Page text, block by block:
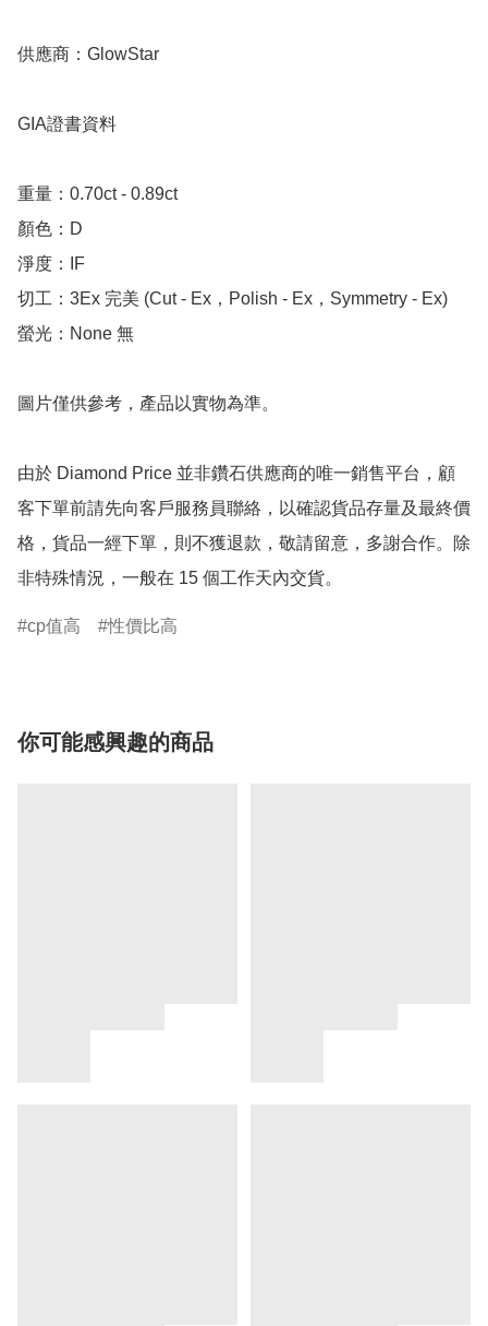
供應商：GlowStar
GIA證書資料
重量：0.70ct - 0.89ct
顏色：D
淨度：IF
切工：3Ex 完美 (Cut - Ex，Polish - Ex，Symmetry - Ex)
螢光：None 無
圖片僅供參考，產品以實物為準。
由於 Diamond Price 並非鑽石供應商的唯一銷售平台，顧
客下單前請先向客戶服務員聯絡，以確認貨品存量及最終價
格，貨品一經下單，則不獲退款，敬請留意，多謝合作。除
非特殊情況，一般在 15 個工作天內交貨。
cp值高 性價比高
你可能感興趣的商品